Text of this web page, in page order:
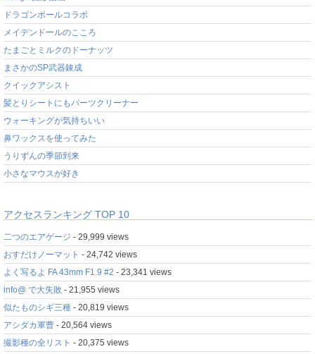
ドラゴンボールコラボ
メイデンドールのこころ
たまごとミルクのドーナッツ
まさかのSP武器錬成
クイックアシスト
髪とりシートにもパーツクリーナー
ウォーキングが気持ちいい
鼻ワックスを使ってみた
うりずんの季節到来
小さなマウスが好き
アクセスランキング TOP 10
二つのエアゲージ - 29,999 views
おすだけノーマット - 24,742 views
よく写るよ FA 43mm F1.9 #2 - 23,341 views
info@ で大失敗 - 21,955 views
似たものシギ三種 - 20,819 views
アシダカ軍曹 - 20,564 views
撮影種の全リスト - 20,375 views